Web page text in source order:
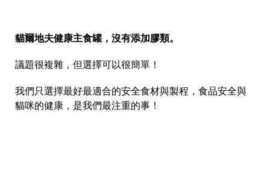
貓爾地夫健康主食罐，沒有添加膠類。
議題很複雜，但選擇可以很簡單！
我們只選擇最好最適合的安全食材與製程，食品安全與
貓咪的健康，是我們最注重的事！